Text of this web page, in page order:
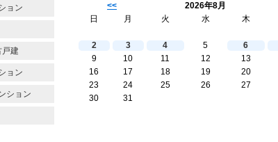
ョン
建
ョン
ション
<<
2026年8月
日
月 火 水 木
2
3 4 5 6
9
10 11 12 13
16
17 18 19 20
23
24 25 26 27
30
31